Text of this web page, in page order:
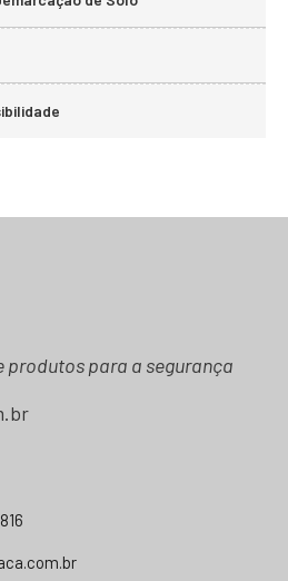
produtos para a segurança